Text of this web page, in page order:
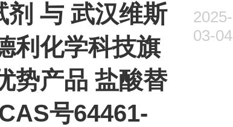
剂 与 武汉维斯
利化学科技旗
势产品 盐酸替
号64461-
2025-
03-04